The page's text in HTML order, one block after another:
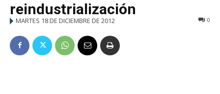
reindustrialización
MARTES 18 DE DICIEMBRE DE 2012 0